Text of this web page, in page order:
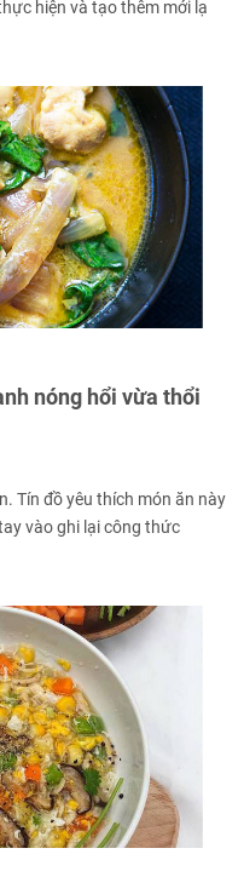
hiện và tạo thêm mới lạ
nóng hổi vừa thổi
Tín đồ yêu thích món ăn này
vào ghi lại công thức